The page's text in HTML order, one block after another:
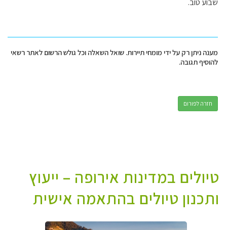
שבוע טוב.
מענה ניתן רק על ידי מומחי תיירות. שואל השאלה וכל גולש הרשום לאתר רשאי
להוסיף תגובה.
חזרה לפורום
טיולים במדינות אירופה – ייעוץ
ותכנון טיולים בהתאמה אישית